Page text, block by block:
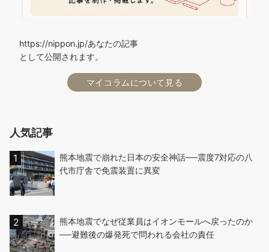
https://nippon.jp/あなたの記事
として公開されます。
マイコラムについて見る
人気記事
熊本地震で崩れた日本の安全神話──震度7対応の八
代市庁舎で免震装置に異変
熊本地震でなぜ従業員はイオンモールへ戻ったのか
──避難後の爆発死で問われる会社の責任